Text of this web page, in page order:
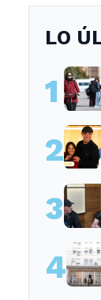
LO
1
2
3
4